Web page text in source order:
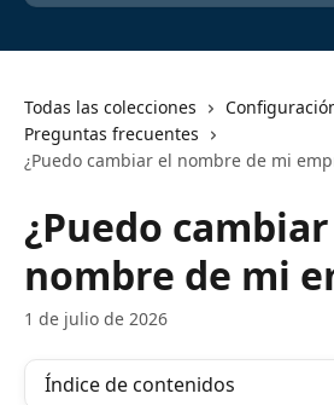
Todas las colecciones
Preguntas frecuentes
¿Puedo cambiar el nombre de mi
¿Puedo
nombre de mi
1 de julio de 2026
Índice de contenidos